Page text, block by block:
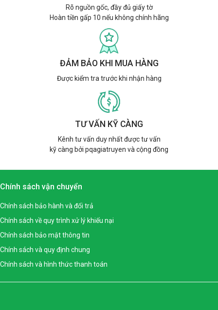
Rõ nguồn gốc, đầy đủ giấy tờ
Hoàn tiền gấp 10 nếu không chính hãng
ĐẢM BẢO KHI MUA HÀNG
Được kiểm tra trước khi nhận hàng
TƯ VẤN KỸ CÀNG
Kênh tư vấn duy nhất được tư vấn
kỹ càng bởi pqagiatruyen và cộng đồng
Chính sách vận chuyển
Chính sách bảo hành và đổi trả
Chính sách về quy trình xử lý khiếu nại
Chính sách bảo mật thông tin
Chính sách và quy định chung
Chính sách và hình thức thanh toán